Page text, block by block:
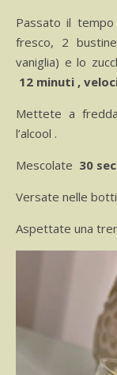
Passato il
fresco, 2
vaniglia) e lo
12 minuti ,
Mettete a
l’alcool .
Mescolate 30
Versate nelle
Aspettate una